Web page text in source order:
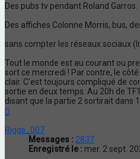
Des pubs tv pendant Roland Garros.
Des affiches Colonne Morris, bus,
sans compter les réseaux sociaux
Tout le monde est au courant ou
sort ce mercredi ! Par contre, le
clair. C'est toujours compliqué de
sortie en deux temps. Au 20h de
disant que la partie 2 sortirait dans 1
Riggs_007
Messages : 2837
Enregistré le : mer. 2 sept.